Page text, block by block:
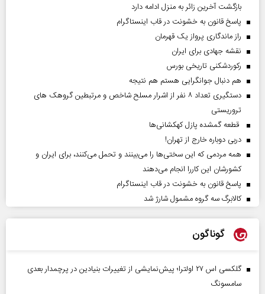
بازگشت آخرین زائر به منزل ادامه دارد
پاسخ قانون به خشونت در قاب اینستاگرام
راز ماندگاری پرواز یک قهرمان
نقشه جهادی برای ایران
رکوردشکنی تاریخی بورس
هم دنبال جوانگرایی هستم هم نتیجه
دستگیری تعداد ۸ نفر از اشرار مسلح شاخص و مرتبطین گروهک های
تروریستی
قطعه گمشده پازل کهکشانی‌ها
دربی دوباره خارج از تهران!
همه مردمی که این سختی‌ها را می‌بینند و تحمل می‌کنند، برای ایران و
کشورشان این کاررا انجام می‌دهند
پاسخ قانون به خشونت در قاب اینستاگرام
کالابرگ سه گروه مشمول شارژ شد
گوناگون
گلکسی اس ۲۷ اولترا؛ پیش‌نمایشی از تغییرات بنیادین در پرچمدار بعدی
سامسونگ